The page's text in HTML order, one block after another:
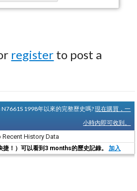
register to post a
N7661S 1998年以來的完整歷史嗎?現在購買，一
小時內即可收到。
Recent History Data
捷！）可以看到3 months的歷史記錄。 加入